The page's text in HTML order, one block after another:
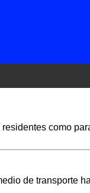
como
de transporte